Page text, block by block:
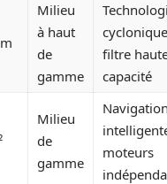
Milieu
à haut
de
gamme
filtre
capacité
Milieu
de
gamme
moteurs